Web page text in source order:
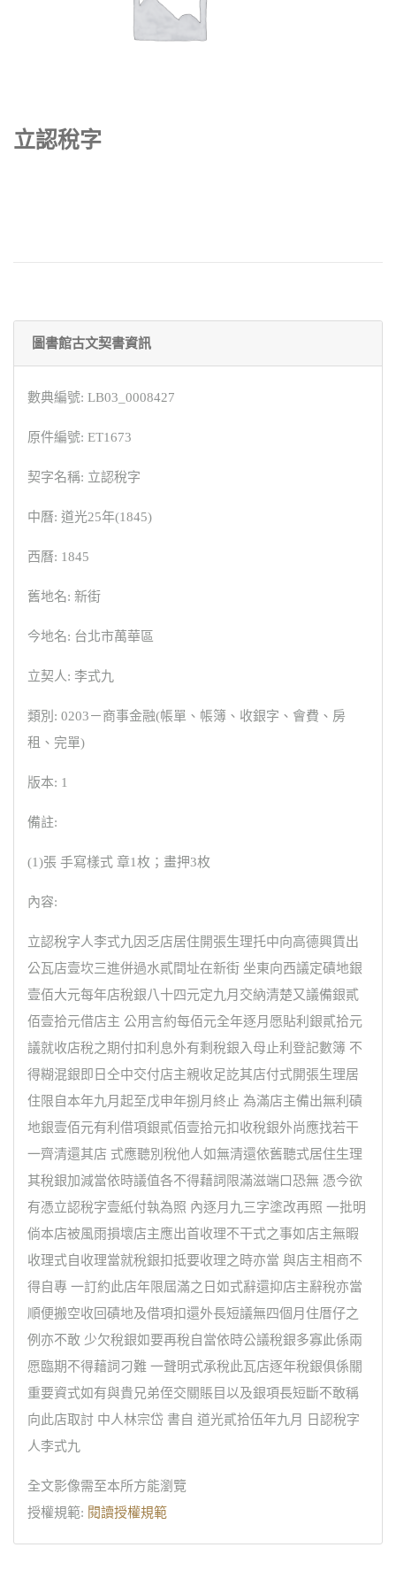
立認稅字
圖書館古文契書資訊
數典編號: LB03_0008427
原件編號: ET1673
契字名稱: 立認稅字
中曆: 道光25年(1845)
西曆: 1845
舊地名: 新街
今地名: 台北市萬華區
立契人: 李式九
類別: 0203－商事金融(帳單、帳簿、收銀字、會費、房
租、完單)
版本: 1
備註:
(1)張 手寫樣式 章1枚；畫押3枚
內容:
立認稅字人李式九因乏店居住開張生理托中向高德興賃出
公瓦店壹坎三進併過水貳間址在新街 坐東向西議定磧地銀
壹佰大元每年店稅銀八十四元定九月交納清楚又議備銀貳
佰壹拾元借店主 公用言約每佰元全年逐月愿貼利銀貳拾元
議就收店稅之期付扣利息外有剩稅銀入母止利登記數簿 不
得糊混銀即日仝中交付店主親收足訖其店付式開張生理居
住限自本年九月起至戊申年捌月終止 為滿店主備出無利磧
地銀壹佰元有利借項銀貳佰壹拾元扣收稅銀外尚應找若干
一齊清還其店 式應聽別稅他人如無清還依舊聽式居住生理
其稅銀加減當依時議值各不得藉詞限滿滋端口恐無 憑今欲
有憑立認稅字壹紙付執為照 內逐月九三字塗改再照 一批明
倘本店被風雨損壞店主應出首收理不干式之事如店主無暇
收理式自收理當就稅銀扣抵要收理之時亦當 與店主相商不
得自專 一訂約此店年限屆滿之日如式辭還抑店主辭稅亦當
順便搬空收回磧地及借項扣還外長短議無四個月住厝仔之
例亦不敢 少欠稅銀如要再稅自當依時公議稅銀多寡此係兩
愿臨期不得藉詞刁難 一聲明式承稅此瓦店逐年稅銀俱係關
重要資式如有與貴兄弟侄交關賬目以及銀項長短斷不敢稱
向此店取討 中人林宗岱 書自 道光貳拾伍年九月 日認稅字
人李式九
全文影像需至本所方能瀏覽
授權規範: 閱讀授權規範